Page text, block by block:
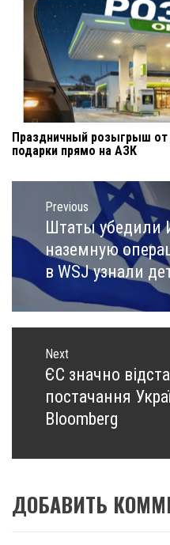
Праздничный розыгрыш от
подарки прямо на АЗК
Навигация
записям
Previous
Previous
post:
Штаты убедили
наземную
в WSJ узнали
Next
Next
post:
ЄС значно
постачання
Bloomberg
ДОБАВИТЬ